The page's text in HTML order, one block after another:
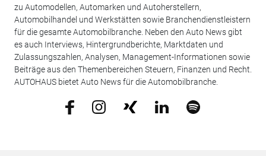
zu Automodellen, Automarken und Autoherstellern,
Automobilhandel und Werkstätten sowie Branchendienstleistern
für die gesamte Automobilbranche. Neben den Auto News gibt
es auch Interviews, Hintergrundberichte, Marktdaten und
Zulassungszahlen, Analysen, Management-Informationen sowie
Beiträge aus den Themenbereichen Steuern, Finanzen und Recht.
AUTOHAUS bietet Auto News für die Automobilbranche.